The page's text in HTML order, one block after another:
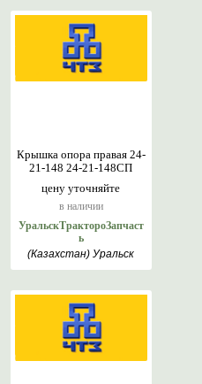
цену уточняйте
в наличии
Крышка опора правая 24-
21-148 24-21-148СП
УральскТрактороЗапчаст
ь
(Казахстан) Уральск